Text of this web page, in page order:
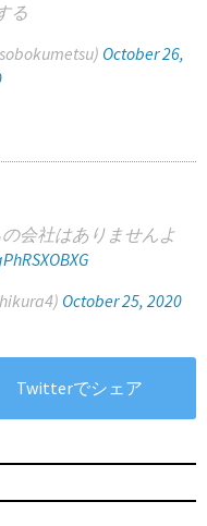
る
October 26,
会社はありませんよ
October 25, 2020
Twitterでシェア